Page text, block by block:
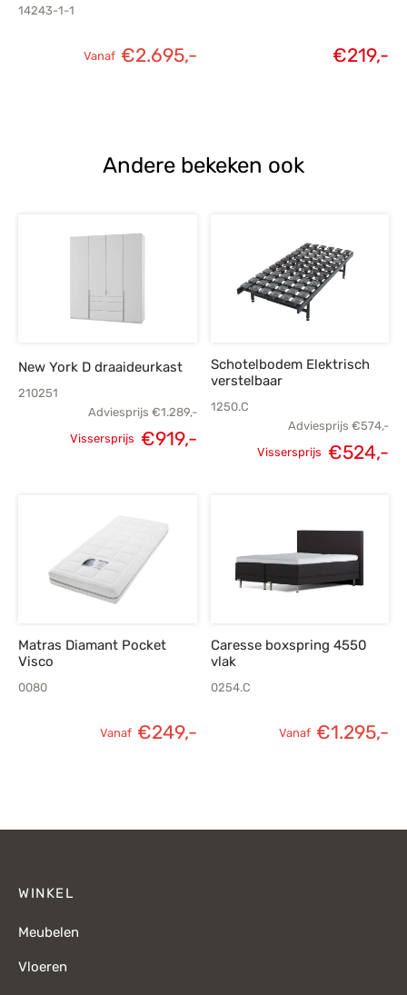
14243-1-1
Vanaf €2.695,- €219,-
Andere bekeken ook
New York D draaideurkast
210251
Adviesprijs €1.289,-
€1.289,-.
Vissersprijs €919,-
Huidige
Schotelbodem Elektrisch
verstelbaar
1250.C
Adviesprijs €574,-
Oorspronkelijke
Vissersprijs €524,-
Matras Diamant Pocket
Visco
0080
Vanaf €249,-
Caresse boxspring 4550
vlak
0254.C
Vanaf €1.295,-
WINKEL
Meubelen
Vloeren